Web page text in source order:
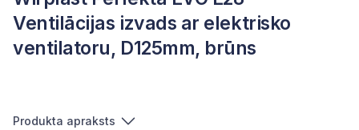
Ventilācijas izvads ar elektrisko
ventilatoru, D125mm, brūns
Produkta apraksts